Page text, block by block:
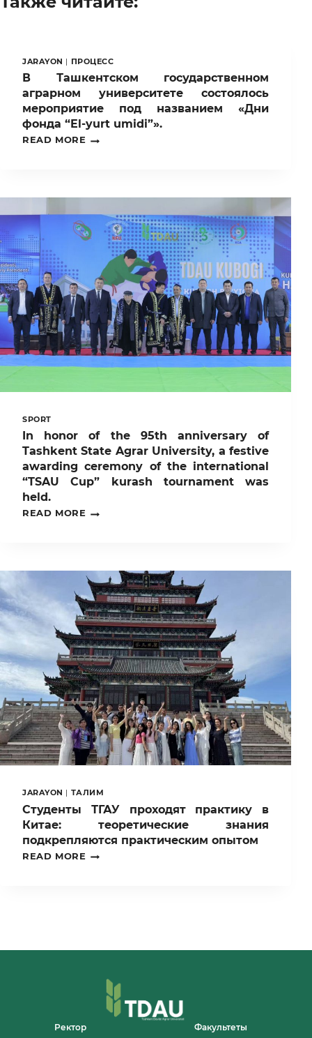
JARAYON | ПРОЦЕСС
В Ташкентском государственном
аграрном университете состоялось
мероприятие под названием «Дни
фонда “El-yurt umidi”».
READ MORE
В
СОСТОЯЛОСЬ
ПОД
НАЗВАНИЕМ
«ДНИ
ФОНДА
“EL-
YURT
UMIDI”».
SPORT
In honor of the 95th anniversary of
Tashkent State Agrar University, a festive
awarding ceremony of the international
“TSAU Cup” kurash tournament was
held.
READ MORE
IN
ANNIVERSARY
TASHKENT
STATE
AGRAR
UNIVERSITY,
FESTIVE
AWARDING
CEREMONY
OF
THE
INTERNATIONAL
“TSAU
CUP”
KURASH
TOURNAMENT
JARAYON | ТАЛИМ
Студенты ТГАУ проходят практику в
Китае: теоретические знания
подкрепляются практическим опытом
READ MORE
СТУДЕНТЫ
ПОДКРЕПЛЯЮТСЯ
Ректор Факультеты